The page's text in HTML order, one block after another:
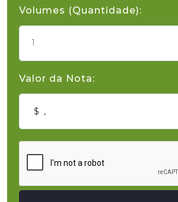
Volumes (Quantidade):
1
Valor da Nota: